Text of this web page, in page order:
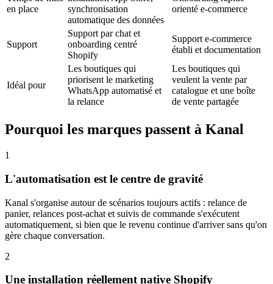
en place
synchronisation
automatique des données
orienté e-commerce
Support
Support par chat et
onboarding centré
Shopify
Support e-commerce
établi et documentation
Idéal pour
Les boutiques qui
priorisent le marketing
WhatsApp automatisé et
la relance
Les boutiques qui
veulent la vente par
catalogue et une boîte
de vente partagée
Pourquoi les marques passent à Kanal
1
L'automatisation est le centre de gravité
Kanal s'organise autour de scénarios toujours actifs : relance de
panier, relances post-achat et suivis de commande s'exécutent
automatiquement, si bien que le revenu continue d'arriver sans qu'on
gère chaque conversation.
2
Une installation réellement native Shopify